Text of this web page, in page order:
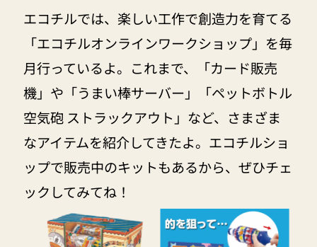
エコチルでは、楽しい工作で創造力を育てる
「エコチルオンラインワークショップ」を毎
月行っているよ。これまで、「カード販売
機」や「うまい棒サーバー」「ペットボトル
空気砲 ストラックアウト」など、さまざま
なアイテムを紹介してきたよ。エコチルショ
ップで販売中のキットもあるから、ぜひチェ
ックしてみてね！